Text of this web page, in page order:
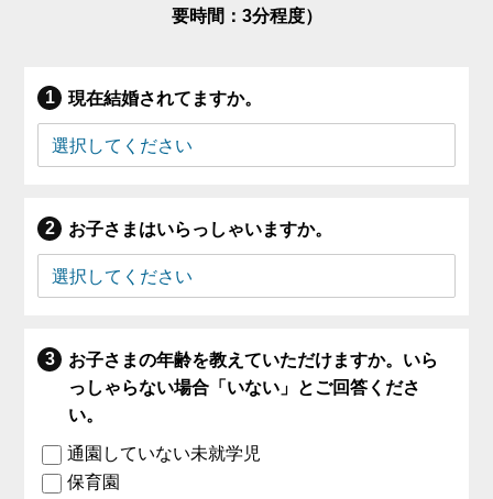
要時間：3分程度）
現在結婚されてますか。
お子さまはいらっしゃいますか。
お子さまの年齢を教えていただけますか。いら
っしゃらない場合「いない」とご回答くださ
い。
通園していない未就学児
保育園